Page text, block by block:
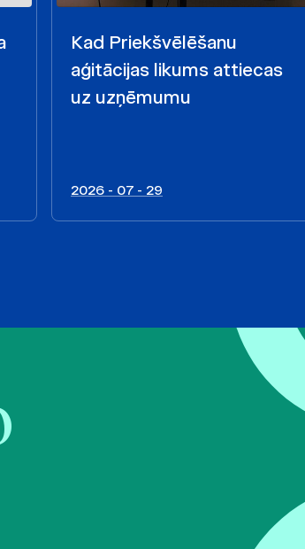
Kad Priekšvēlēšanu
aģitācijas likums attiecas
uz uzņēmumu
2026 - 07 - 29